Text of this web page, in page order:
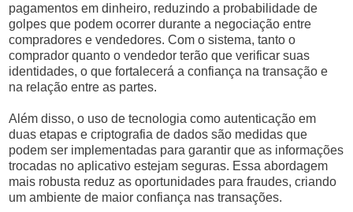
pagamentos em dinheiro, reduzindo a probabilidade de
golpes que podem ocorrer durante a negociação entre
compradores e vendedores. Com o sistema, tanto o
comprador quanto o vendedor terão que verificar suas
identidades, o que fortalecerá a confiança na transação e
na relação entre as partes.
Além disso, o uso de tecnologia como autenticação em
duas etapas e criptografia de dados são medidas que
podem ser implementadas para garantir que as informações
trocadas no aplicativo estejam seguras. Essa abordagem
mais robusta reduz as oportunidades para fraudes, criando
um ambiente de maior confiança nas transações.